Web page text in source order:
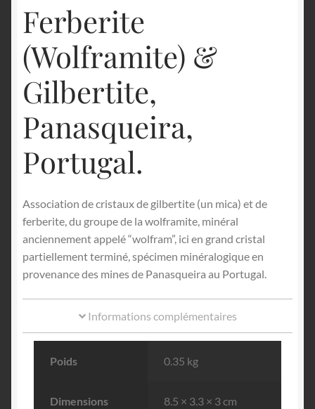
Ferberite
(Wolframite) &
Gilbertite,
Panasqueira,
Portugal.
Association de cristaux de gilbertite (un mica) et de
ferberite, du groupe de la wolframite, minéral
anciennement appelé “wolfram”, ici en grand cristal
partiellement terminé, spécimen minéralogique en
provenance des mines de Panasqueira au Portugal.
Informations complémentaires
Poids 0.35 kg
Dimensions 8.5 × 3.3 × 3 cm